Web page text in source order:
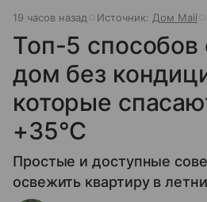
19 часов назад Источник: Дом Mail
Топ-5 способов
дом без
которые
+35°C
Простые и доступные
освежить квартиру в